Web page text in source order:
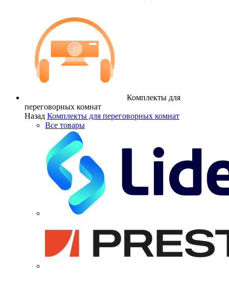
Комплекты для
переговорных комнат
Назад Комплекты для переговорных комнат
Все товары